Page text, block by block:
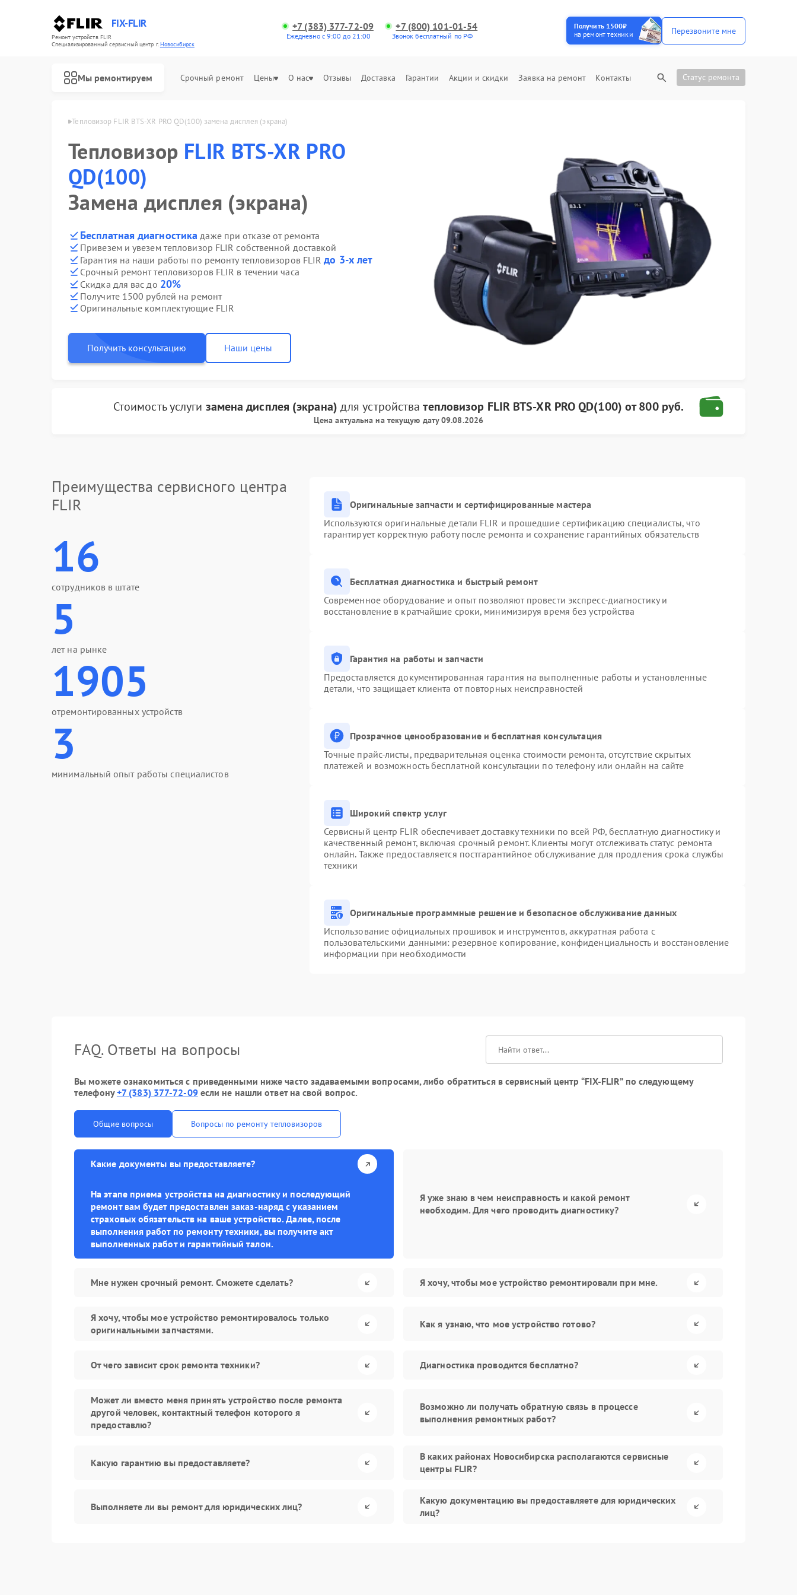
FIX-FLIR
Ремонт устройств FLIR
Специализированный cервисный центр г.Новосибирск
+7 (383) 377-72-09
Ежедневно с 9:00 до 21:00
+7 (800) 101-01-54
Звонок бесплатный по РФ
Получить 1500₽
на ремонт техники
Перезвоните мне
Мы ремонтируем Срочный ремонт Цены О нас Отзывы Доставка Гарантии Акции и скидки Заявка на ремонт Контакты Статус ремонта
в Новосибирске Тепловизор FLIR BTS-XR PRO QD(100) замена дисплея (экрана)
Тепловизор FLIR BTS-XR PRO
QD(100)
Замена дисплея (экрана)
Бесплатная диагностика даже при отказе от ремонта
Привезем и увезем тепловизор FLIR собственной доставкой
Гарантия на наши работы по ремонту тепловизоров FLIRдо 3-х лет
Срочный ремонт тепловизоров FLIR в течении часа
Скидка для вас до 20%
Получите 1500 рублей на ремонт
Оригинальные комплектующие FLIR
Получить консультацию Наши цены
Стоимость услуги замена дисплея (экрана) для устройстватепловизор FLIR BTS-XR PRO QD(100) от800 руб.
Цена актуальна на текущую дату 09.08.2026
Преимущества сервисного центра
FLIR
16
сотрудников в штате
5
лет на рынке
1905
отремонтированных устройств
3
минимальный опыт работы специалистов
Оригинальные запчасти и сертифицированные мастера
Используются оригинальные детали FLIR и прошедшие сертификацию специалисты, что
гарантирует корректную работу после ремонта и сохранение гарантийных обязательств
Бесплатная диагностика и быстрый ремонт
Современное оборудование и опыт позволяют провести экспресс-диагностику и
восстановление в кратчайшие сроки, минимизируя время без устройства
Гарантия на работы и запчасти
Предоставляется документированная гарантия на выполненные работы и установленные
детали, что защищает клиента от повторных неисправностей
Прозрачное ценообразование и бесплатная консультация
Точные прайс-листы, предварительная оценка стоимости ремонта, отсутствие скрытых
платежей и возможность бесплатной консультации по телефону или онлайн на сайте
Широкий спектр услуг
Сервисный центр FLIR обеспечивает доставку техники по всей РФ, бесплатную диагностику и
качественный ремонт, включая срочный ремонт. Клиенты могут отслеживать статус ремонта
онлайн. Также предоставляется постгарантийное обслуживание для продления срока службы
техники
Оригинальные программные решение и безопасное обслуживание данных
Использование официальных прошивок и инструментов, аккуратная работа с
пользовательскими данными: резервное копирование, конфиденциальность и восстановление
информации при необходимости
FAQ. Ответы на вопросы
Вы можете ознакомиться с приведенными ниже часто задаваемыми вопросами, либо обратиться в сервисный центр “FIX-FLIR” по следующему
телефону+7 (383) 377-72-09если не нашли ответ на свой вопрос.
Общие вопросы Вопросы по ремонту тепловизоров
Какие документы вы предоставляете?
На этапе приема устройства на диагностику и последующий
ремонт вам будет предоставлен заказ-наряд с указанием
страховых обязательств на ваше устройство. Далее, после
выполнения работ по ремонту техники, вы получите акт
выполненных работ и гарантийный талон.
Я уже знаю в чем неисправность и какой ремонт
необходим. Для чего проводить диагностику?
Мне нужен срочный ремонт. Сможете сделать? Я хочу, чтобы мое устройство ремонтировали при мне.
Я хочу, чтобы мое устройство ремонтировалось только
оригинальными запчастями.
Как я узнаю, что мое устройство готово?
От чего зависит срок ремонта техники? Диагностика проводится бесплатно?
Может ли вместо меня принять устройство после ремонта
другой человек, контактный телефон которого я
предоставлю?
Возможно ли получать обратную связь в процессе
выполнения ремонтных работ?
Какую гарантию вы предоставляете?
В каких районах Новосибирска располагаются сервисные
центры FLIR?
Выполняете ли вы ремонт для юридических лиц?
Какую документацию вы предоставляете для юридических
лиц?